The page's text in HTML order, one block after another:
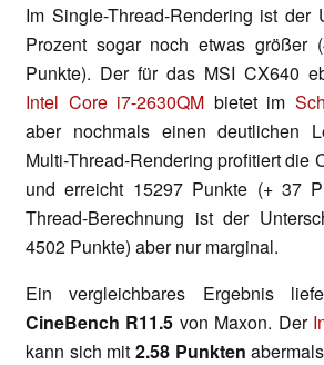
Im Single-Thread-Rendering ist der
Prozent sogar noch etwas größer
Punkte). Der für das MSI CX640
Intel Core i7-2630QM bietet im
aber nochmals einen deutlichen
Multi-Thread-Rendering profitiert die
und erreicht 15297 Punkte (+ 37
Thread-Berechnung ist der
4502 Punkte) aber nur marginal.
Ein vergleichbares Ergebnis
CineBench R11.5 von Maxon. Der
kann sich mit 2.58 Punkten